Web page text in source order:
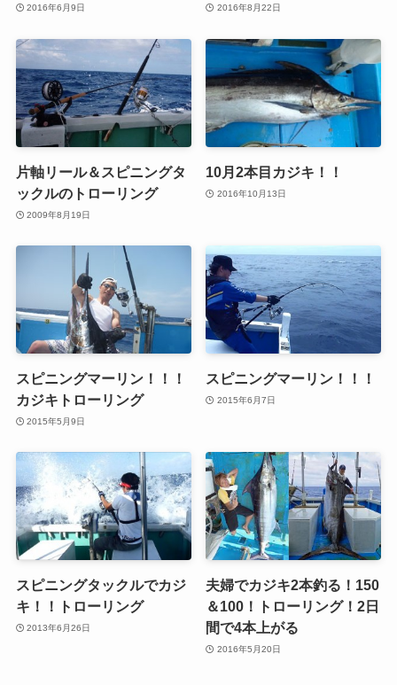
2016年6月9日 2016年8月22日
片軸リール＆スピニングタ
ックルのトローリング
2009年8月19日
10月2本目カジキ！！
2016年10月13日
スピニングマーリン！！！
カジキトローリング
2015年5月9日
スピニングマーリン！！！
2015年6月7日
スピニングタックルでカジ
キ！！トローリング
2013年6月26日
夫婦でカジキ2本釣る！150
＆100！トローリング！2日
間で4本上がる
2016年5月20日